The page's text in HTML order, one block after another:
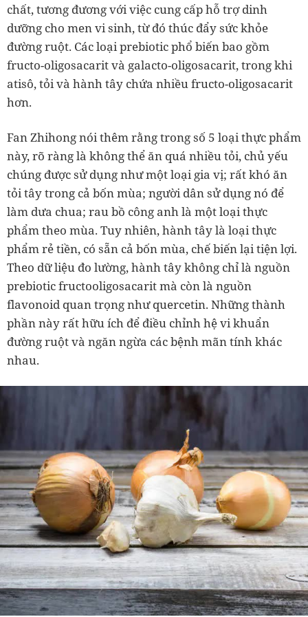
chất, tương đương với việc cung cấp hỗ trợ dinh
dưỡng cho men vi sinh, từ đó thúc đẩy sức khỏe
đường ruột. Các loại prebiotic phổ biến bao gồm
fructo-oligosacarit và galacto-oligosacarit, trong khi
atisô, tỏi và hành tây chứa nhiều fructo-oligosacarit
hơn.
Fan Zhihong nói thêm rằng trong số 5 loại thực phẩm
này, rõ ràng là không thể ăn quá nhiều tỏi, chủ yếu
chúng được sử dụng như một loại gia vị; rất khó ăn
tỏi tây trong cả bốn mùa; người dân sử dụng nó để
làm dưa chua; rau bồ công anh là một loại thực
phẩm theo mùa. Tuy nhiên, hành tây là loại thực
phẩm rẻ tiền, có sẵn cả bốn mùa, chế biến lại tiện lợi.
Theo dữ liệu đo lường, hành tây không chỉ là nguồn
prebiotic fructooligosacarit mà còn là nguồn
flavonoid quan trọng như quercetin. Những thành
phần này rất hữu ích để điều chỉnh hệ vi khuẩn
đường ruột và ngăn ngừa các bệnh mãn tính khác
nhau.